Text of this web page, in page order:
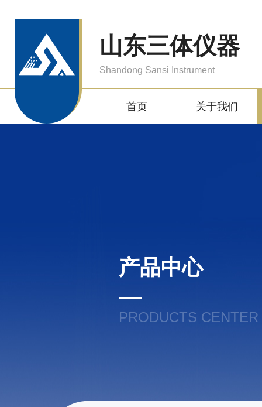
山东三体仪器
Shandong Sansi Instrument
首页 关于我们
产品中心
PRODUCTS CENTER